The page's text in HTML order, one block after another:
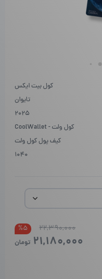
کول بیت ایکس
تایوان
2025
کول ولت - CoolWallet
کیف پول کول ولت
1040
22,390,000
قیمت
21,180,000 تومان
قیمت %5